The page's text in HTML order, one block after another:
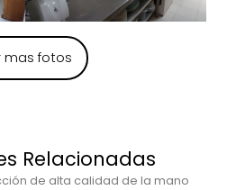
mas fotos
Relacionadas
de alta calidad de la mano